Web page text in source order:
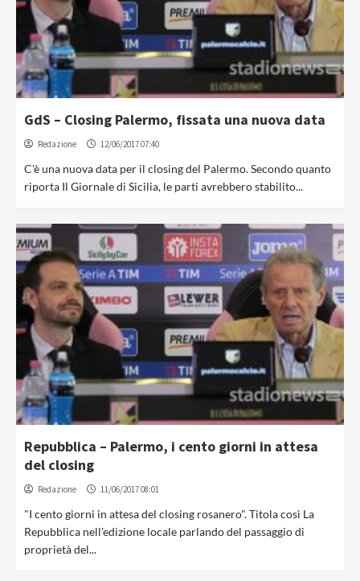
GdS – Closing Palermo, fissata una nuova data
Redazione 12/06/2017 07:40
C'è una nuova data per il closing del Palermo. Secondo quanto
riporta Il Giornale di Sicilia, le parti avrebbero stabilito...
Repubblica – Palermo, i cento giorni in attesa
del closing
Redazione 11/06/2017 08:01
"I cento giorni in attesa del closing rosanero". Titola così La
Repubblica nell'edizione locale parlando del passaggio di
proprietà del...